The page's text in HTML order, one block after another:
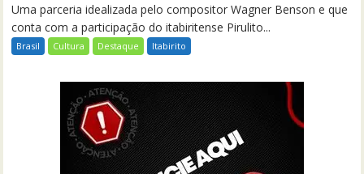
Uma parceria idealizada pelo compositor Wagner Benson e que
conta com a participação do itabiritense Pirulito...
Brasil Cultura Destaque Itabirito